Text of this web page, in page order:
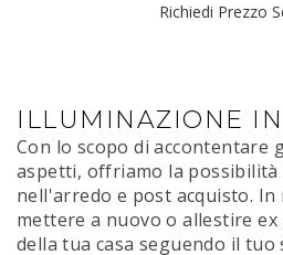
Richiedi Prezzo
ILLUMINAZIONE IN
Con lo scopo di accontentare
aspetti, offriamo la
nell'arredo e post acquisto. In
mettere a nuovo o allestire
della tua casa seguendo il tuo